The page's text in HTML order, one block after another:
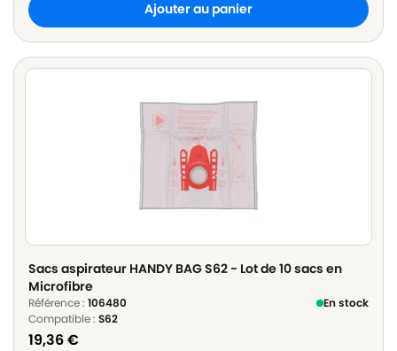
Ajouter au panier
Sacs aspirateur HANDY BAG S62 - Lot de 10 sacs en
Microfibre
Référence : 106480
En stock
Compatible : S62
19,36€